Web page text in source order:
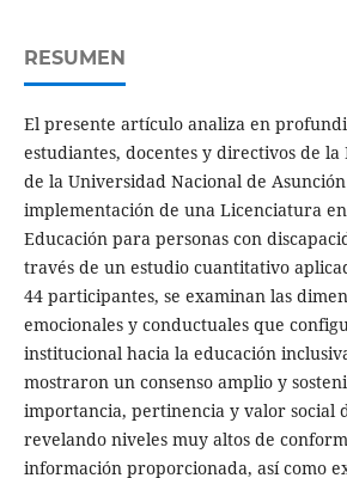
RESUMEN
El presente artículo analiza en
estudiantes, docentes y directivos de la
de la Universidad Nacional de
implementación de una Licenciatura
Educación para personas con
través de un estudio cuantitativo
44 participantes, se examinan las
emocionales y conductuales que
institucional hacia la educación
mostraron un consenso amplio y
importancia, pertinencia y valor social
revelando niveles muy altos de
información proporcionada, así como